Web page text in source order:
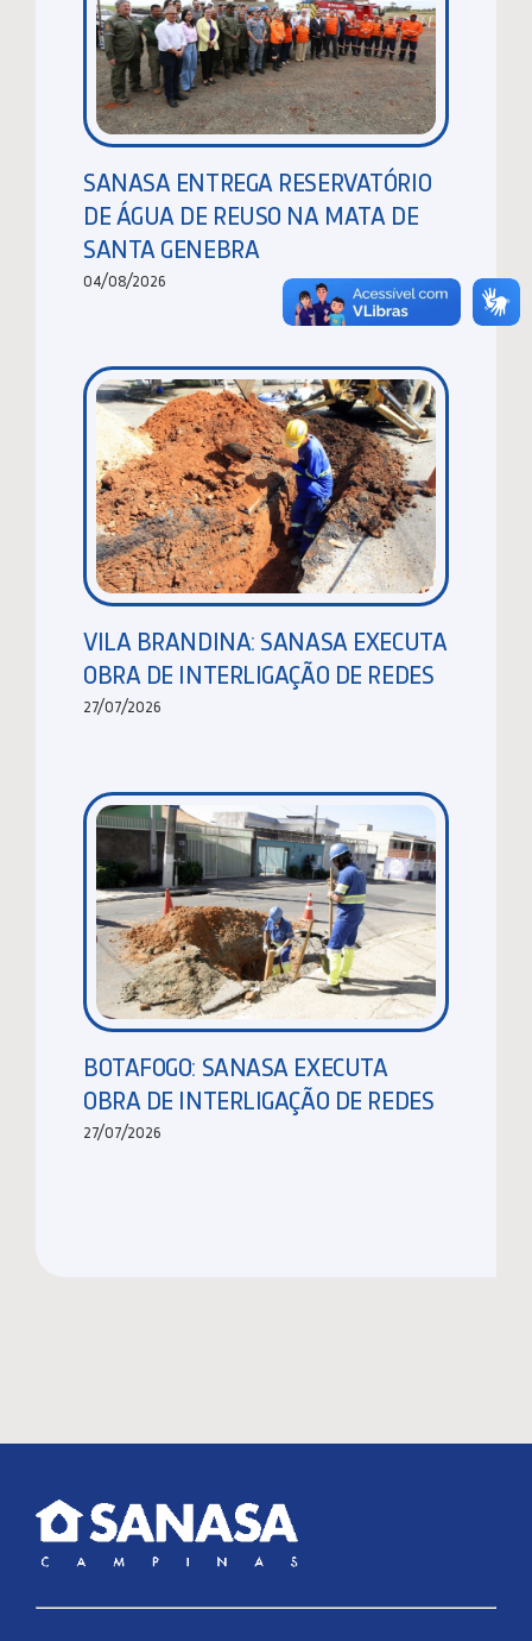
SANASA ENTREGA RESERVATÓRIO
DE ÁGUA DE REUSO NA MATA DE
SANTA GENEBRA
04/08/2026
VILA BRANDINA: SANASA EXECUTA
OBRA DE INTERLIGAÇÃO DE REDES
27/07/2026
BOTAFOGO: SANASA EXECUTA
OBRA DE INTERLIGAÇÃO DE REDES
27/07/2026